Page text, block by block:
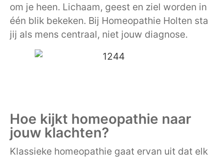
om je heen. Lichaam, geest en ziel worden in
één blik bekeken. Bij Homeopathie Holten sta
jij als mens centraal, niet jouw diagnose.
Hoe kijkt homeopathie naar
jouw klachten?
Klassieke homeopathie gaat ervan uit dat elk